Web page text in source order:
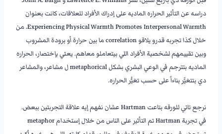
دراسه عن التأثير الحراره الماديه على إدراك الأفراد للعلاقات، كانت بعنوان
Experiencing Physical Warmth Promotes Interpersonal Warmth. من
خلال كذا تجربه قدرو يلاقو correlation ما بين حرارة أو برودة المشروب
وبين تقييمهم لشخصية الأفراد اللي بيتعاملو معاهم. يعني بإختصار، الحراره
الماديه بتترجم في الوعي البشري بشكل metaphorical ل مشاعر، والمشاعر
دي بتتغيَّر بناءاً على حسب تغيُّر الحراره.
نرجع تاني للورقه بتاعت Hartman عشان نفهم إيه علاقة التجربتين ببعض.
في تجربة Hartman تم التأثير على الناس من خلال إستخدام metaphor